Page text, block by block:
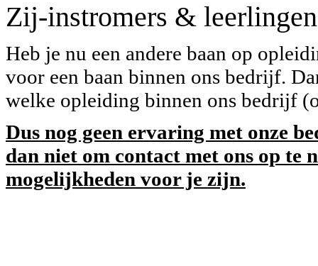
Zij-instromers & leerlingen
Heb je nu een andere baan op
voor een baan binnen ons bedrijf.
welke opleiding binnen ons bedrijf
Dus nog geen ervaring met onze
dan niet om contact met ons op te
mogelijkheden voor je zijn.